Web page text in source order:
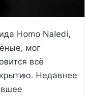
Homo Naledi,
мог
всё
Недавнее